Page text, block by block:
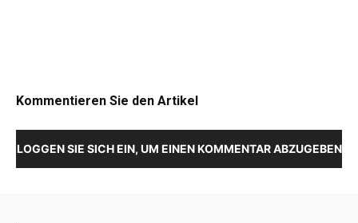
Kommentieren Sie den Artikel
LOGGEN SIE SICH EIN, UM EINEN KOMMENTAR ABZUGEBEN